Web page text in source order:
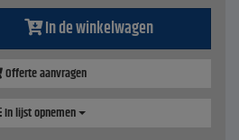
In de winkelwagen
Offerte aanvragen
In lijst opnemen